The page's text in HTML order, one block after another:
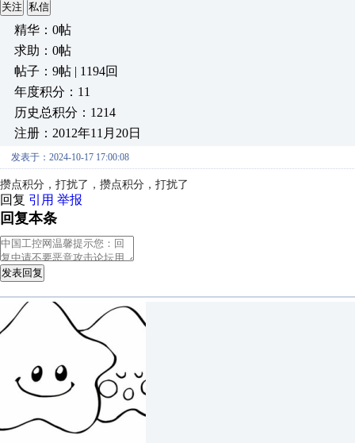
关注 私信
精华：0帖
求助：0帖
帖子：9帖 | 1194回
年度积分：11
历史总积分：1214
注册：2012年11月20日
发表于：2024-10-17 17:00:08
攒点积分，打扰了， 攒点积分，打扰了
回复 引用 举报
回复本条
发表回复